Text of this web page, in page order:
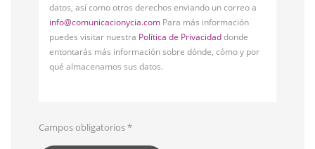
datos, así como otros derechos enviando un correo a
info@comunicacionycia.com Para más información
puedes visitar nuestra Política de Privacidaddonde
entontarás más información sobre dónde, cómo y por
qué almacenamos sus datos.
Campos obligatorios*